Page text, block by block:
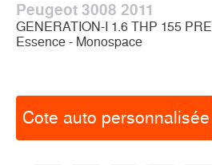
Peugeot 3008 2011
GENERATION-I 1.6 THP 155
Essence - Monospace
Cote auto personnalisée